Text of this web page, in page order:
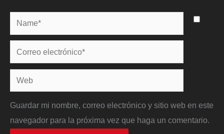
Name*
Correo
electrónico*
Web
Guardar mi nombre, correo electrónico y sitio web en este
navegador para la próxima vez que haga un comentario.